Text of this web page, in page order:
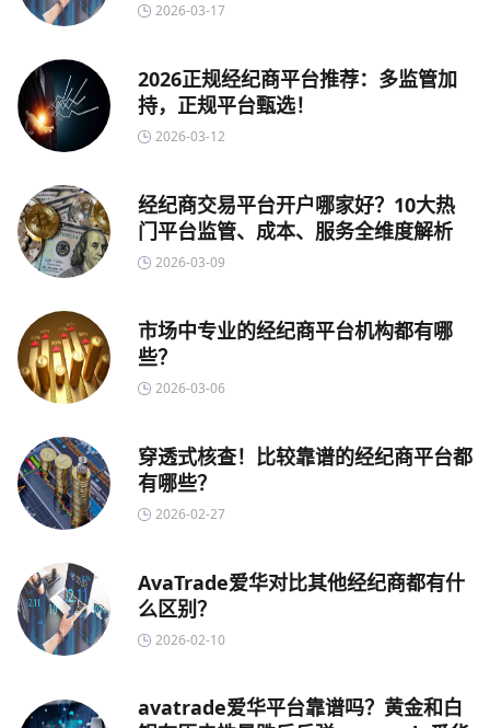
2026-03-17
2026正规经纪商平台推荐：多监管加
持，正规平台甄选！
2026-03-12
经纪商交易平台开户哪家好？10大热
门平台监管、成本、服务全维度解析
2026-03-09
市场中专业的经纪商平台机构都有哪
些？
2026-03-06
穿透式核查！比较靠谱的经纪商平台都
有哪些？
2026-02-27
AvaTrade爱华对比其他经纪商都有什
么区别？
2026-02-10
avatrade爱华平台靠谱吗？黄金和白